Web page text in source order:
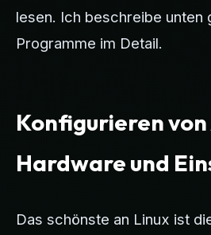
lesen. Ich beschreibe unten
Programme im Detail.
Konfigurieren
Hardware und
Das schönste an Linux ist